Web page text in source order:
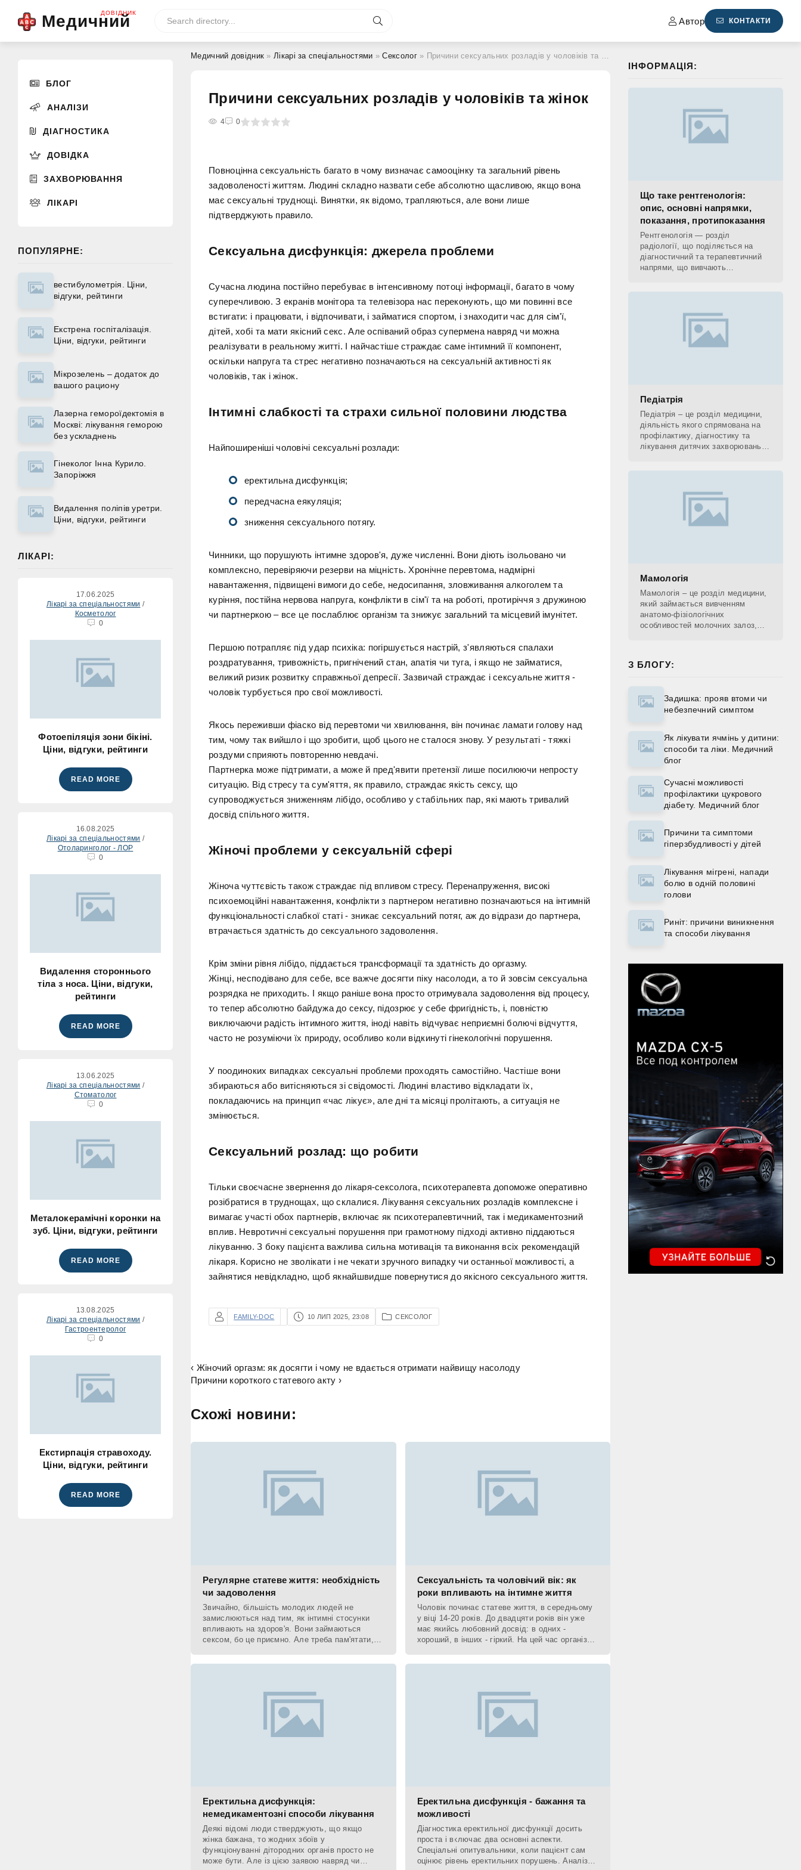
Медичний
ДОВІДНИК
Автор КОНТАКТИ
БЛОГ
АНАЛІЗИ
ДІАГНОСТИКА
ДОВІДКА
ЗАХВОРЮВАННЯ
ЛІКАРІ
ПОПУЛЯРНЕ:
вестибулометрія. Ціни,
відгуки, рейтинги
Екстрена госпіталізація.
Ціни, відгуки, рейтинги
Мікрозелень – додаток до
вашого рациону
Лазерна гемороїдектомія в
Москві: лікування геморою
без ускладнень
Гінеколог Інна Курило.
Запоріжжя
Видалення поліпів уретри.
Ціни, відгуки, рейтинги
ЛІКАРІ:
17.06.2025
Лікарі за спеціальностями /
Косметолог
0
Фотоепіляція зони бікіні.
Ціни, відгуки, рейтинги
READ MORE
16.08.2025
Лікарі за спеціальностями /
Отоларинголог - ЛОР
0
Видалення стороннього
тіла з носа. Ціни, відгуки,
рейтинги
READ MORE
13.06.2025
Лікарі за спеціальностями /
Стоматолог
0
Металокерамічні коронки на
зуб. Ціни, відгуки, рейтинги
READ MORE
13.08.2025
Лікарі за спеціальностями /
Гастроентеролог
0
Екстирпація стравоходу.
Ціни, відгуки, рейтинги
READ MORE
Медичний довідник »Лікарі за спеціальностями »Сексолог» Причини сексуальних розладів у чоловіків та жінок
Причини сексуальних розладів у чоловіків та жінок
4 0
4 5
Повноцінна сексуальність багато в чому визначає самооцінку та загальний рівень
задоволеності життям. Людині складно назвати себе абсолютно щасливою, якщо вона
має сексуальні труднощі. Винятки, як відомо, трапляються, але вони лише
підтверджують правило.
Сексуальна дисфункція: джерела проблеми
Сучасна людина постійно перебуває в інтенсивному потоці інформації, багато в чому
суперечливою. З екранів монітора та телевізора нас переконують, що ми повинні все
встигати: і працювати, і відпочивати, і займатися спортом, і знаходити час для сім'ї,
дітей, хобі та мати якісний секс. Але оспіваний образ супермена навряд чи можна
реалізувати в реальному житті. І найчастіше страждає саме інтимний її компонент,
оскільки напруга та стрес негативно позначаються на сексуальній активності як
чоловіків, так і жінок.
Інтимні слабкості та страхи сильної половини людства
Найпоширеніші чоловічі сексуальні розлади:
еректильна дисфункція;
передчасна еякуляція;
зниження сексуального потягу.
Чинники, що порушують інтимне здоров'я, дуже численні. Вони діють ізольовано чи
комплексно, перевіряючи резерви на міцність. Хронічне перевтома, надмірні
навантаження, підвищені вимоги до себе, недосипання, зловживання алкоголем та
куріння, постійна нервова напруга, конфлікти в сім'ї та на роботі, протиріччя з дружиною
чи партнеркою – все це послаблює організм та знижує загальний та місцевий імунітет.
Першою потрапляє під удар психіка: погіршується настрій, з'являються спалахи
роздратування, тривожність, пригнічений стан, апатія чи туга, і якщо не займатися,
великий ризик розвитку справжньої депресії. Зазвичай страждає і сексуальне життя -
чоловік турбується про свої можливості.
Якось переживши фіаско від перевтоми чи хвилювання, він починає ламати голову над
тим, чому так вийшло і що зробити, щоб цього не сталося знову. У результаті - тяжкі
роздуми сприяють повторенню невдачі.
Партнерка може підтримати, а може й пред'явити претензії лише посилюючи непросту
ситуацію. Від стресу та сум'яття, як правило, страждає якість сексу, що
супроводжується зниженням лібідо, особливо у стабільних пар, які мають тривалий
досвід спільного життя.
Жіночі проблеми у сексуальній сфері
Жіноча чуттєвість також страждає під впливом стресу. Перенапруження, високі
психоемоційні навантаження, конфлікти з партнером негативно позначаються на інтимній
функціональності слабкої статі - зникає сексуальний потяг, аж до відрази до партнера,
втрачається здатність до сексуального задоволення.
Крім зміни рівня лібідо, піддається трансформації та здатність до оргазму.
Жінці, несподівано для себе, все важче досягти піку насолоди, а то й зовсім сексуальна
розрядка не приходить. І якщо раніше вона просто отримувала задоволення від процесу,
то тепер абсолютно байдужа до сексу, підозрює у себе фригідність, і, повністю
виключаючи радість інтимного життя, іноді навіть відчуває неприємні болючі відчуття,
часто не розуміючи їх природу, особливо коли відкинуті гінекологічні порушення.
У поодиноких випадках сексуальні проблеми проходять самостійно. Частіше вони
збираються або витісняються зі свідомості. Людині властиво відкладати їх,
покладаючись на принцип «час лікує», але дні та місяці пролітають, а ситуація не
змінюється.
Сексуальний розлад: що робити
Тільки своєчасне звернення до лікаря-сексолога, психотерапевта допоможе оперативно
розібратися в труднощах, що склалися. Лікування сексуальних розладів комплексне і
вимагає участі обох партнерів, включає як психотерапевтичний, так і медикаментозний
вплив. Невротичні сексуальні порушення при грамотному підході активно піддаються
лікуванню. З боку пацієнта важлива сильна мотивація та виконання всіх рекомендацій
лікаря. Корисно не зволікати і не чекати зручного випадку чи останньої можливості, а
зайнятися невідкладно, щоб якнайшвидше повернутися до якісного сексуального життя.
FAMILY-DOC 10 ЛИП 2025, 23:08 СЕКСОЛОГ
‹ Жіночий оргазм: як досягти і чому не вдається отримати найвищу насолоду
Причини короткого статевого акту ›
Схожі новини:
Регулярне статеве життя: необхідність
чи задоволення
Звичайно, більшість молодих людей не
замислюються над тим, як інтимні стосунки
впливають на здоров'я. Вони займаються
сексом, бо це приємно. Але треба пам'ятати,
Сексуальність та чоловічий вік: як
роки впливають на інтимне життя
Чоловік починає статеве життя, в середньому
у віці 14-20 років. До двадцяти років він уже
має якийсь любовний досвід: в одних -
хороший, в інших - гіркий. На цей час організм
Еректильна дисфункція:
немедикаментозні способи лікування
Деякі відомі люди стверджують, що якщо
жінка бажана, то жодних збоїв у
функціонуванні дітородних органів просто не
може бути. Але із цією заявою навряд чи
Еректильна дисфункція - бажання та
можливості
Діагностика еректильної дисфункції досить
проста і включає два основні аспекти.
Спеціальні опитувальники, коли пацієнт сам
оцінює рівень еректильних порушень. Аналізи
ІНФОРМАЦІЯ:
Що таке рентгенологія:
опис, основні напрямки,
показання, протипоказання
Рентгенологія — розділ
радіології, що поділяється на
діагностичний та терапевтичний
напрями, що вивчають
Педіатрія
Педіатрія – це розділ медицини,
діяльність якого спрямована на
профілактику, діагностику та
лікування дитячих захворювань, а
Мамологія
Мамологія – це розділ медицини,
який займається вивченням
анатомо-фізіологічних
особливостей молочних залоз,
З БЛОГУ:
Задишка: прояв втоми чи
небезпечний симптом
Як лікувати ячмінь у дитини:
способи та ліки. Медичний
блог
Сучасні можливості
профілактики цукрового
діабету. Медичний блог
Причини та симптоми
гіперзбудливості у дітей
Лікування мігрені, напади
болю в одній половині
голови
Риніт: причини виникнення
та способи лікування